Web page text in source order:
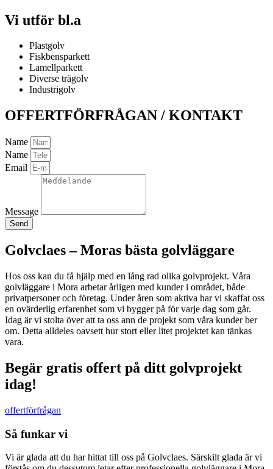
Vi utför bl.a
Plastgolv
Fiskbensparkett
Lamellparkett
Diverse trägolv
Industrigolv
OFFERTFÖRFRÅGAN / KONTAKT
Name
Name
Email
Message
Send
Golvclaes – Moras bästa golvläggare
Hos oss kan du få hjälp med en lång rad olika golvprojekt. Våra
golvläggare i Mora arbetar årligen med kunder i området, både
privatpersoner och företag. Under åren som aktiva har vi skaffat oss
en ovärderlig erfarenhet som vi bygger på för varje dag som går.
Idag är vi stolta över att ta oss ann de projekt som våra kunder ber
om. Detta alldeles oavsett hur stort eller litet projektet kan tänkas
vara.
Begär gratis offert på ditt golvprojekt
idag!
offertförfrågan
Så funkar vi
Vi är glada att du har hittat till oss på Golvclaes. Särskilt glada är vi